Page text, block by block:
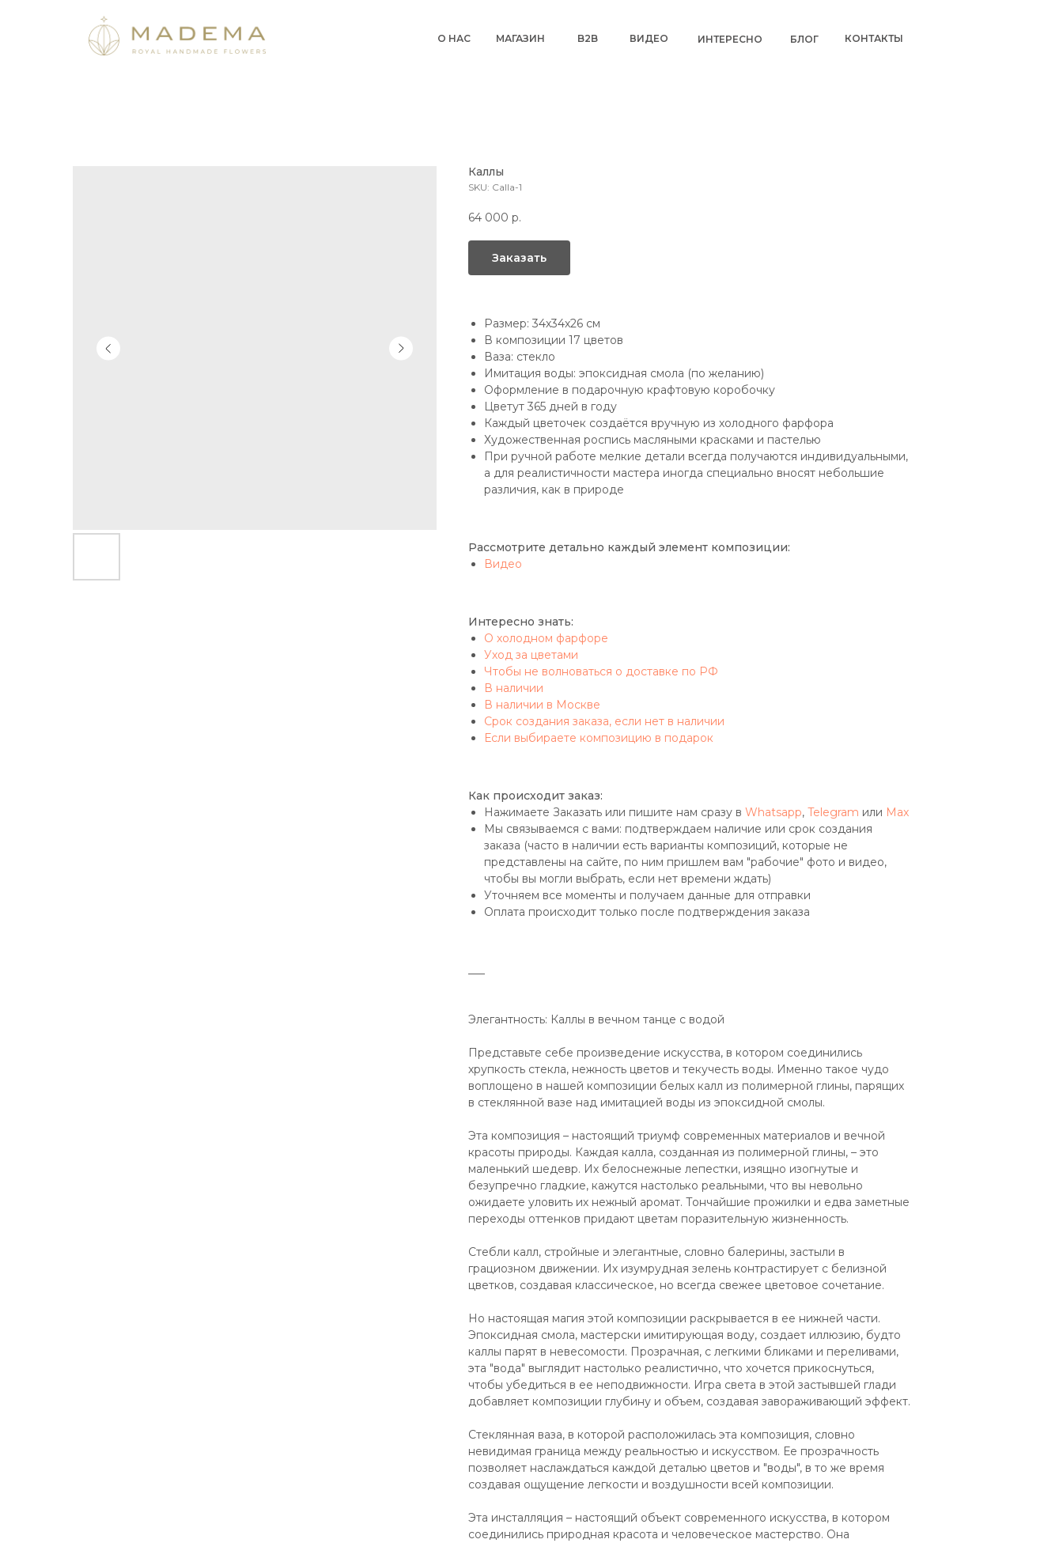
О НАС МАГАЗИН B2B ВИДЕО БЛОГ КОНТАКТЫ
ИНТЕРЕСНО
Каллы
SKU: Calla-1
64 000 р.
Заказать
Размер: 34х34х26 см
В композиции 17 цветов
Ваза: стекло
Имитация воды: эпоксидная смола (по желанию)
Оформление в подарочную крафтовую коробочку
Цветут 365 дней в году
Каждый цветочек создаётся вручную из холодного фарфора
Художественная роспись масляными красками и пастелью
При ручной работе мелкие детали всегда получаются индивидуальными,
а для реалистичности мастера иногда специально вносят небольшие
различия, как в природе
Рассмотрите детально каждый элемент композиции:
Видео
Интересно знать:
О холодном фарфоре
Уход за цветами
Чтобы не волноваться о доставке по РФ
В наличии
В наличии в Москве
Срок создания заказа, если нет в наличии
Если выбираете композицию в подарок
Как происходит заказ:
Нажимаете Заказать или пишите нам сразу в Whatsapp, Telegram или Max
Мы связываемся с вами: подтверждаем наличие или срок создания
заказа (часто в наличии есть варианты композиций, которые не
представлены на сайте, по ним пришлем вам "рабочие" фото и видео,
чтобы вы могли выбрать, если нет времени ждать)
Уточняем все моменты и получаем данные для отправки
Оплата происходит только после подтверждения заказа
Элегантность: Каллы в вечном танце с водой
Представьте себе произведение искусства, в котором соединились
хрупкость стекла, нежность цветов и текучесть воды. Именно такое чудо
воплощено в нашей композиции белых калл из полимерной глины, парящих
в стеклянной вазе над имитацией воды из эпоксидной смолы.
Эта композиция – настоящий триумф современных материалов и вечной
красоты природы. Каждая калла, созданная из полимерной глины, – это
маленький шедевр. Их белоснежные лепестки, изящно изогнутые и
безупречно гладкие, кажутся настолько реальными, что вы невольно
ожидаете уловить их нежный аромат. Тончайшие прожилки и едва заметные
переходы оттенков придают цветам поразительную жизненность.
Стебли калл, стройные и элегантные, словно балерины, застыли в
грациозном движении. Их изумрудная зелень контрастирует с белизной
цветков, создавая классическое, но всегда свежее цветовое сочетание.
Но настоящая магия этой композиции раскрывается в ее нижней части.
Эпоксидная смола, мастерски имитирующая воду, создает иллюзию, будто
каллы парят в невесомости. Прозрачная, с легкими бликами и переливами,
эта "вода" выглядит настолько реалистично, что хочется прикоснуться,
чтобы убедиться в ее неподвижности. Игра света в этой застывшей глади
добавляет композиции глубину и объем, создавая завораживающий эффект.
Стеклянная ваза, в которой расположилась эта композиция, словно
невидимая граница между реальностью и искусством. Ее прозрачность
позволяет наслаждаться каждой деталью цветов и "воды", в то же время
создавая ощущение легкости и воздушности всей композиции.
Эта инсталляция – настоящий объект современного искусства, в котором
соединились природная красота и человеческое мастерство. Она